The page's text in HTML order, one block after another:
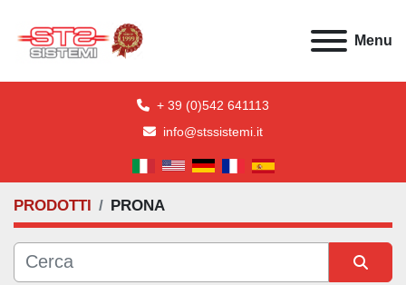
Menu
+ 39 (0)542 641113
info@stssistemi.it
PRODOTTI PRONA